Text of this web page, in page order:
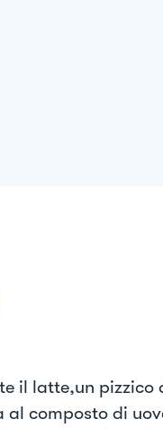
il latte,un pizzico
composto di